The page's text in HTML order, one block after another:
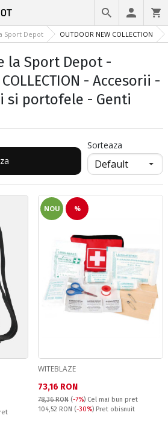
Sport Depot OUTDOOR NEW COLLECTION
la Sport Depot -
COLLECTION - Accesorii -
si portofele - Genti
Sorteaza
NOU %
WITEBLAZE
Текуща цена:
73,16 RON
78,36 RON (-7%) Cel mai bun pret
Pret obisnuit:
104,52 RON (-30%) Pret obisnuit